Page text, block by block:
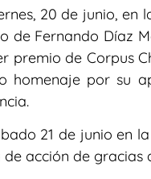
20 de junio,
de Fernando Díaz
premio de Corpus
homenaje por su
21 de junio en
de acción de gracias